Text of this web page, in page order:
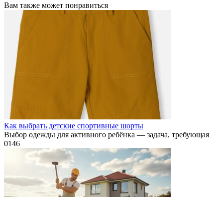
Вам также может понравиться
Как выбрать детские спортивные шорты
Выбор одежды для активного ребёнка — задача, требующая
0146